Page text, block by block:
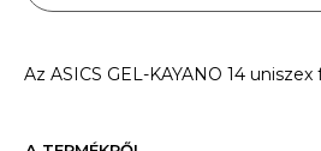
Az ASICS GEL-KAYANO 14